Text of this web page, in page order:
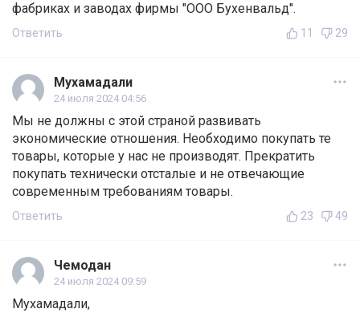
фабриках и заводах фирмы "ООО Бухенвальд".
Ответить 11 29
Мухамадали
24 июля 2024 04:56
Мы не должны с этой страной развивать
экономические отношения. Необходимо покупать те
товары, которые у нас не производят. Прекратить
покупать технически отсталые и не отвечающие
современным требованиям товары.
Ответить 23 49
Чемодан
24 июля 2024 09:59
Мухамадали,